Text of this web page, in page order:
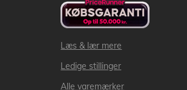
Læs & lær mere
Ledige stillinger
Alle varemærker